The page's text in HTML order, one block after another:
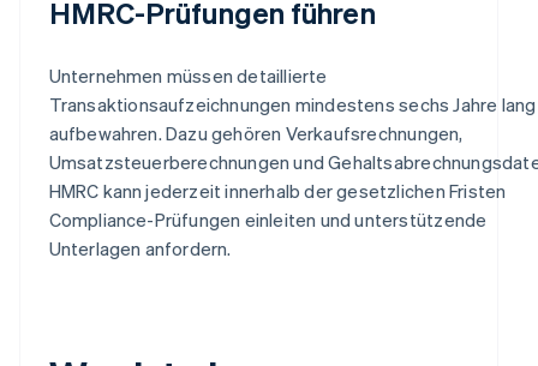
HMRC-Prüfungen führen
Unternehmen müssen detaillierte
Transaktionsaufzeichnungen mindestens sechs Jahre lang
aufbewahren. Dazu gehören Verkaufsrechnungen,
Umsatzsteuerberechnungen und
HMRC kann jederzeit innerhalb der gesetzlichen Fristen
Compliance-Prüfungen einleiten und unterstützende
Unterlagen anfordern.